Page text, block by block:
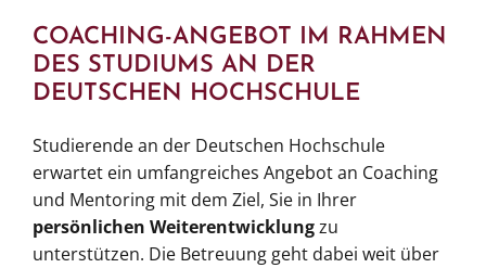
COACHING-ANGEBOT IM RAHMEN
DES STUDIUMS AN DER
DEUTSCHEN HOCHSCHULE
Studierende an der Deutschen Hochschule
erwartet ein umfangreiches Angebot an Coaching
und Mentoring mit dem Ziel, Sie in Ihrer
persönlichen Weiterentwicklungzu
unterstützen. Die Betreuung geht dabei weit über